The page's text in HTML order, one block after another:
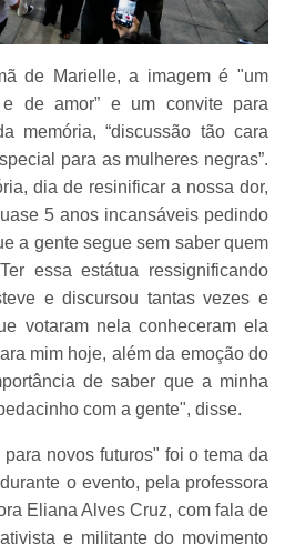
de Marielle, a imagem é "um
de amor” e um convite para
memória, “discussão tão cara
para as mulheres negras”.
dia de resinificar a nossa dor,
5 anos incansáveis pedindo
a gente segue sem saber quem
essa estátua ressignificando
e discursou tantas vezes e
votaram nela conheceram ela
mim hoje, além da emoção do
de saber que a minha
com a gente", disse.
novos futuros" foi o tema da
o evento, pela professora
Eliana Alves Cruz, com fala de
e militante do movimento